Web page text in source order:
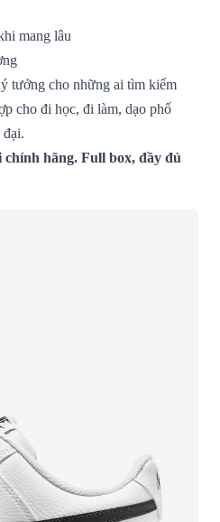
mang lâu
tưởng cho những ai tìm kiếm
cho đi học, đi làm, dạo phố
đại.
hãng. Full box, đầy đủ